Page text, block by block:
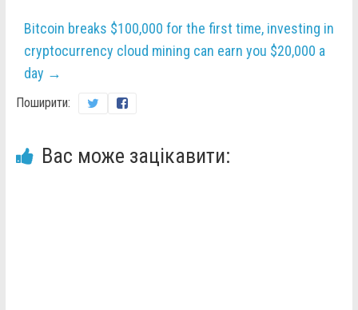
Bitcoin breaks $100,000 for the first time, investing in
cryptocurrency cloud mining can earn you $20,000 a
day →
Поширити:
Вас може зацікавити: